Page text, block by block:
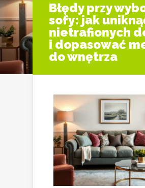
Błędy przy
sofy: jak
nietrafionych
i dopasować
do wnętrza